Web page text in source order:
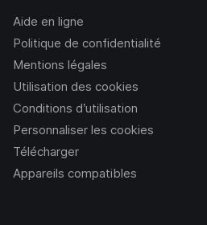
Aide en ligne
Politique de confidentialité
Mentions légales
Utilisation des cookies
Conditions d’utilisation
Personnaliser les cookies
Télécharger
Appareils compatibles